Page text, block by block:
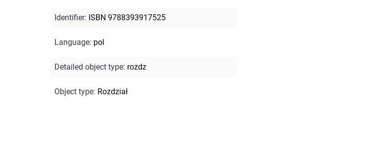
Identifier: ISBN 9788393917525
Language: pol
Detailed object type: rozdz
Object type: Rozdział